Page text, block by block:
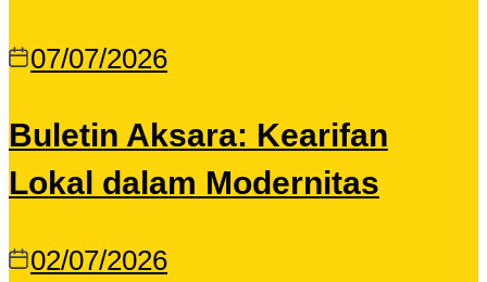
07/07/2026
Buletin Aksara: Kearifan
Lokal dalam Modernitas
02/07/2026